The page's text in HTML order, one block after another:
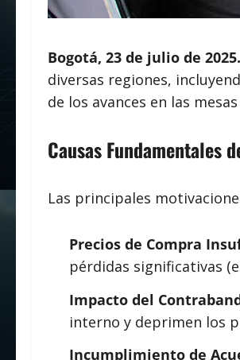
Bogotá, 23 de julio de 2025.
diversas regiones,
de los avances en las
Causas Fundamentales
Las principales
Precios de Compra
pérdidas significativas
Impacto del
interno y deprimen los
Incumplimiento de